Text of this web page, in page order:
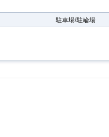
駐車場/駐輪場